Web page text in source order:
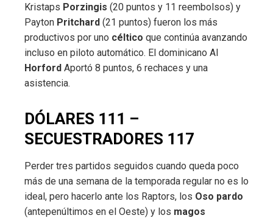
Kristaps Porzingis (20 puntos y 11 reembolsos) y
Payton Pritchard (21 puntos) fueron los más
productivos por uno céltico que continúa avanzando
incluso en piloto automático. El dominicano Al
Horford Aportó 8 puntos, 6 rechaces y una
asistencia.
DÓLARES 111 –
SECUESTRADORES 117
Perder tres partidos seguidos cuando queda poco
más de una semana de la temporada regular no es lo
ideal, pero hacerlo ante los Raptors, los Oso pardo
(antepenúltimos en el Oeste) y los magos